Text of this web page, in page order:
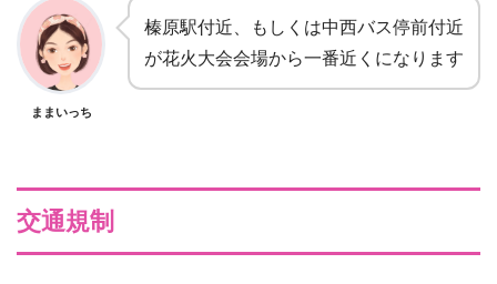
ままいっち
榛原駅付近、もしくは中西バス停前付近
が花火大会会場から一番近くになります
交通規制